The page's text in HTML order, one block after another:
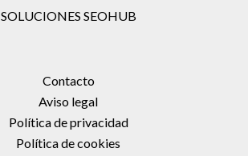
SOLUCIONES SEOHUB
Contacto
Aviso legal
Política de privacidad
Política de cookies